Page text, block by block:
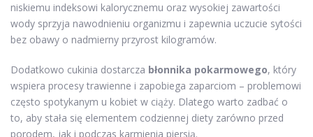
niskiemu indeksowi kalorycznemu oraz wysokiej zawartości
wody sprzyja nawodnieniu organizmu i zapewnia uczucie sytości
bez obawy o nadmierny przyrost kilogramów.
Dodatkowo cukinia dostarcza błonnika pokarmowego, który
wspiera procesy trawienne i zapobiega zaparciom – problemowi
często spotykanym u kobiet w ciąży. Dlatego warto zadbać o
to, aby stała się elementem codziennej diety zarówno przed
porodem, jak i podczas karmienia piersią.